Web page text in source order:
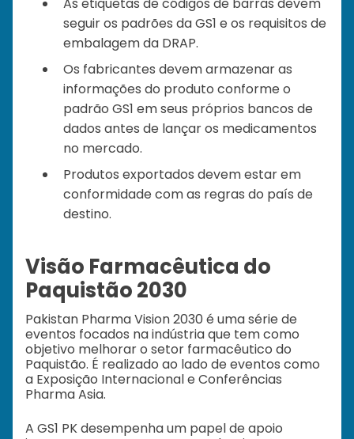
As etiquetas de códigos de barras devem
seguir os padrões da GS1 e os requisitos de
embalagem da DRAP.
Os fabricantes devem armazenar as
informações do produto conforme o
padrão GS1 em seus próprios bancos de
dados antes de lançar os medicamentos
no mercado.
Produtos exportados devem estar em
conformidade com as regras do país de
destino.
Visão Farmacêutica do
Paquistão 2030
Pakistan Pharma Vision 2030 é uma série de
eventos focados na indústria que tem como
objetivo melhorar o setor farmacêutico do
Paquistão. É realizado ao lado de eventos como
a Exposição Internacional e Conferências
Pharma Asia.
A GS1 PK desempenha um papel de apoio